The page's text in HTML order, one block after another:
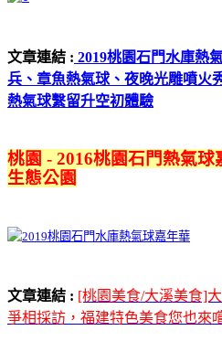
文章連結 : 2019桃園石門水庫熱
兵、章魚熱氣球、夜晚光雕噴火
熱氣球繫留升空初體驗
桃園 - 2016桃園石門熱氣
生態公園
文章連結 : [桃園美食/大溪美食]
爭相採訪，福建特色美食您也來